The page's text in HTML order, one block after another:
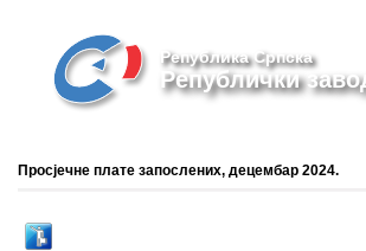
Република Српска
Републички
Просјечне плате запослених, децембар 2024.